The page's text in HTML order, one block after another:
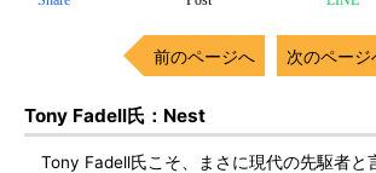
前のページへ 次のページ
Tony Fadell氏：Nest
Tony Fadell氏こそ、まさに現代の先駆者と